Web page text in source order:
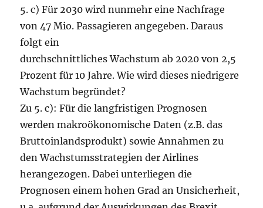
5. c) Für 2030 wird nunmehr eine Nachfrage
von 47 Mio. Passagieren angegeben. Daraus
folgt ein
durchschnittliches Wachstum ab 2020 von 2,5
Prozent für 10 Jahre. Wie wird dieses niedrigere
Wachstum begründet?
Zu 5. c): Für die langfristigen Prognosen
werden makroökonomische Daten (z.B. das
Bruttoinlandsprodukt) sowie Annahmen zu
den Wachstumsstrategien der Airlines
herangezogen. Dabei unterliegen die
Prognosen einem hohen Grad an Unsicherheit,